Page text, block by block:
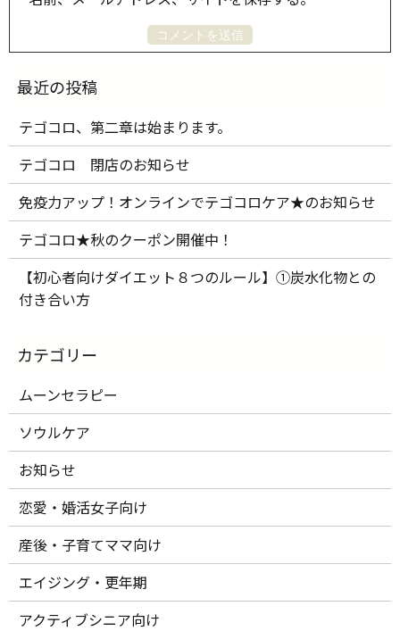
テゴコロ、第二章は始まります。
テゴコロ 閉店のお知らせ
免疫力アップ！オンラインでテゴコロケア★のお知らせ
テゴコロ★秋のクーポン開催中！
【初心者向けダイエット８つのルール】①炭水化物との
付き合い方
ムーンセラピー
ソウルケア
お知らせ
恋愛・婚活女子向け
産後・子育てママ向け
エイジング・更年期
アクティブシニア向け